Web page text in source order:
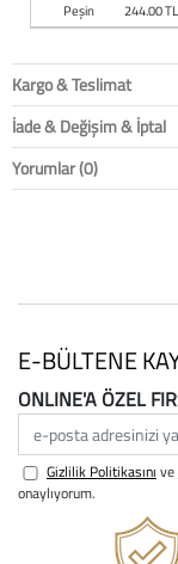
Peşin 244.00 TL
Kargo & Teslimat
İade & Değişim & İptal
Yorumlar (0)
E-BÜLTENE
ONLINE'A ÖZEL
e-posta adresinizi
Gizlilik Politikasını ve
onaylıyorum.